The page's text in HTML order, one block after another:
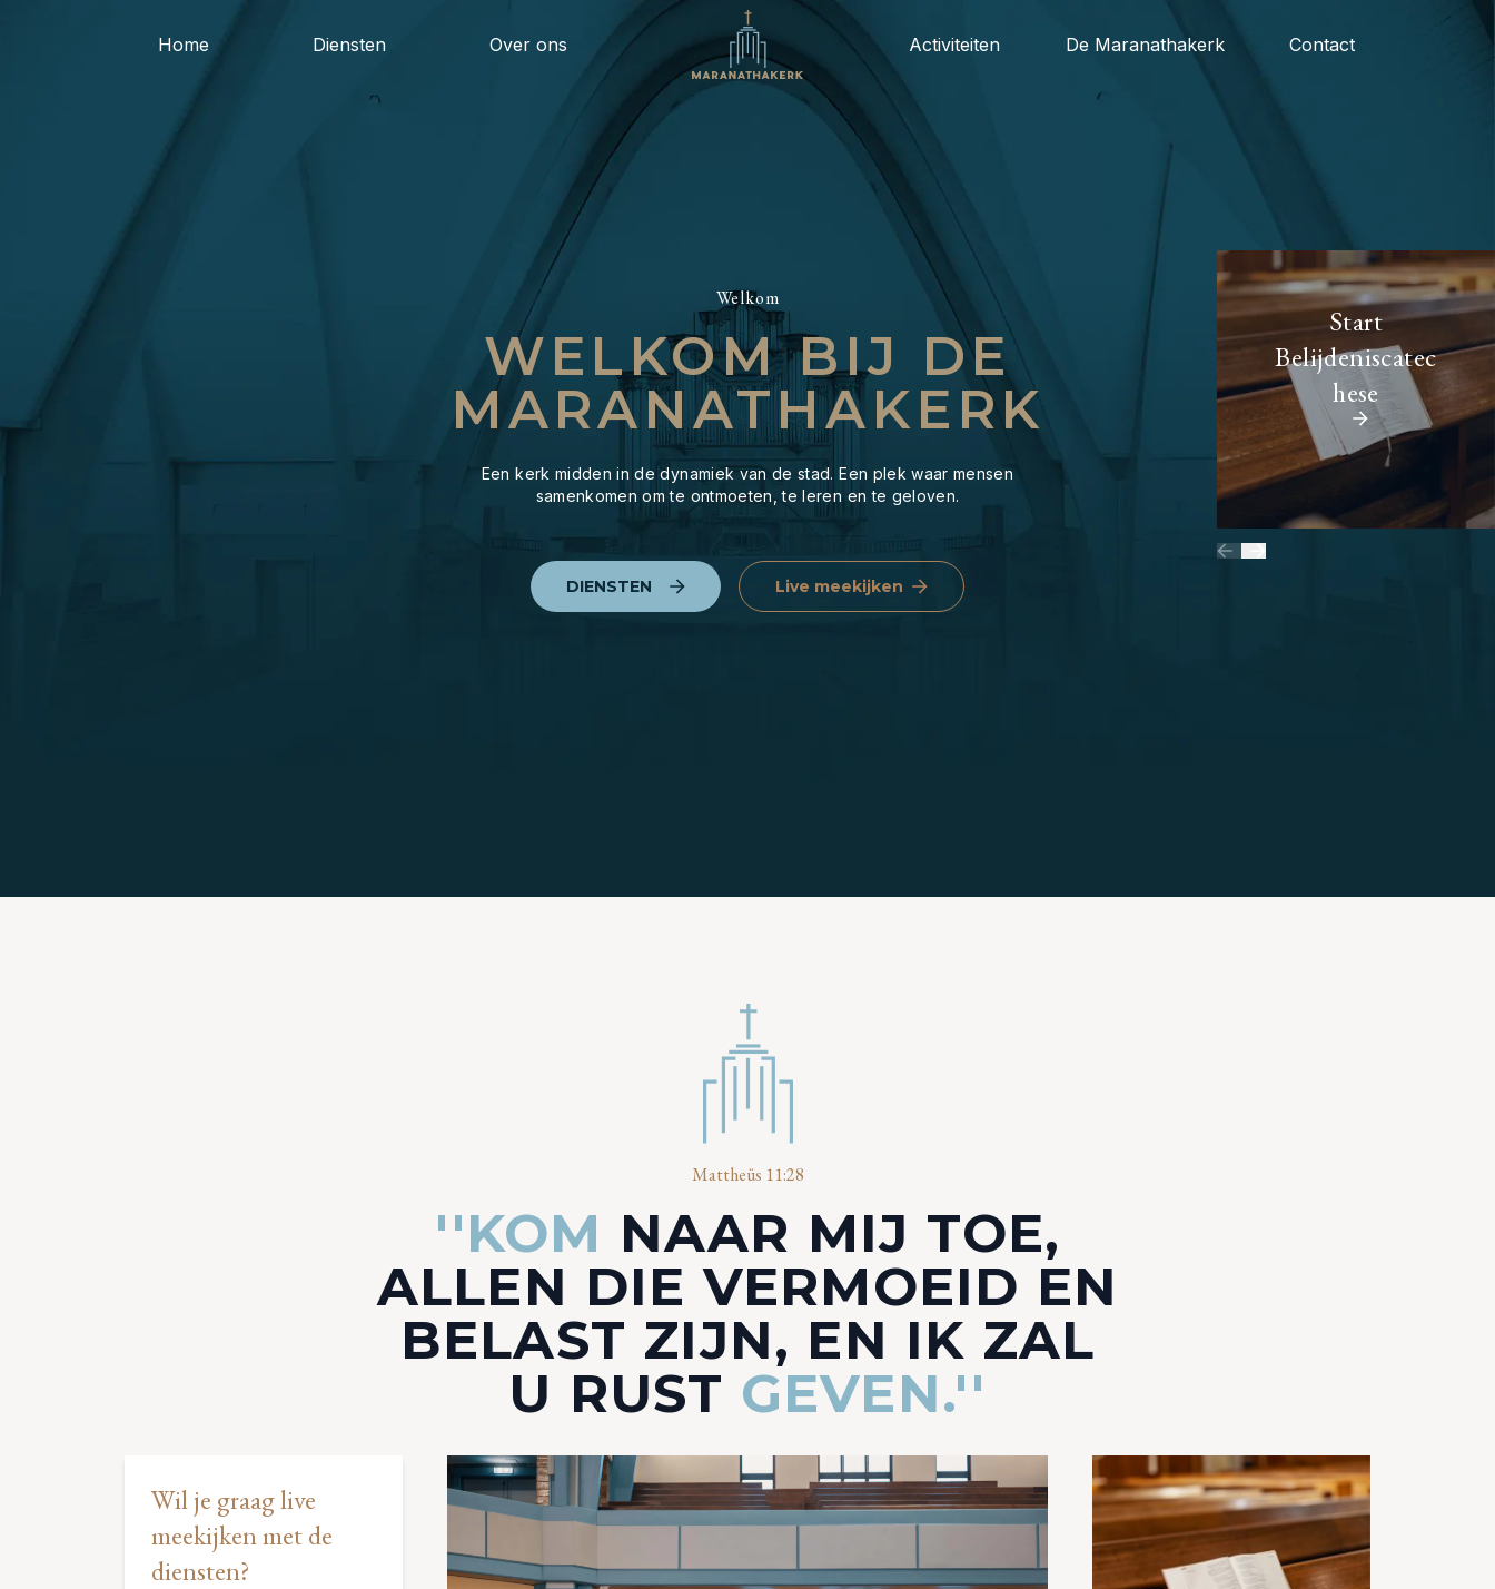
Home Diensten Over ons Activiteiten De Maranathakerk Contact
Welkom
WELKOM BIJ DE
MARANATHAKERK
Een kerk midden in de dynamiek van de stad. Een plek waar mensen
samenkomen om te ontmoeten, te leren en te geloven.
DIENSTEN Live meekijken
Start
Belijdeniscatec
hese
Mattheüs 11:28
''KOM NAAR MIJ TOE,
ALLEN DIE VERMOEID EN
BELAST ZIJN, EN IK ZAL
U RUST GEVEN.''
Wil je graag live
meekijken met de
diensten?